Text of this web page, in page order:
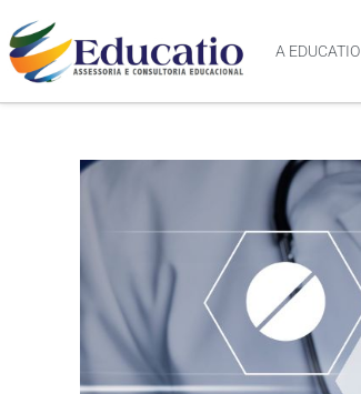
A EDUCATIO